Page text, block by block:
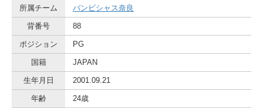
所属チーム バンビシャス奈良
背番号 88
ポジション PG
国籍 JAPAN
生年月日 2001.09.21
年齢 24歳